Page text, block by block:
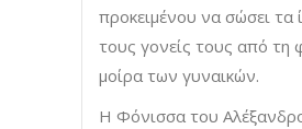
προκειμένου να σώσει τα
τους γονείς τους από τη
μοίρα των γυναικών.
Η Φόνισσα του